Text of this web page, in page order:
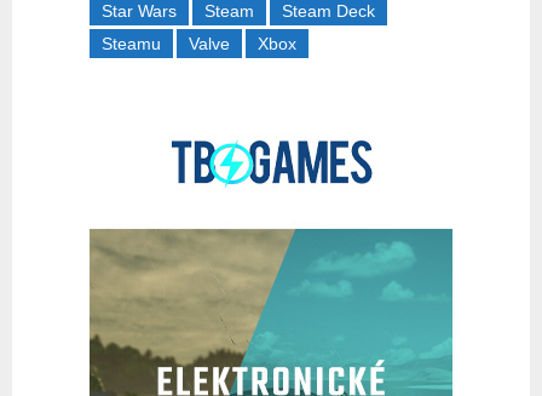
Star Wars
Steam
Steam Deck
Steamu
Valve Xbox